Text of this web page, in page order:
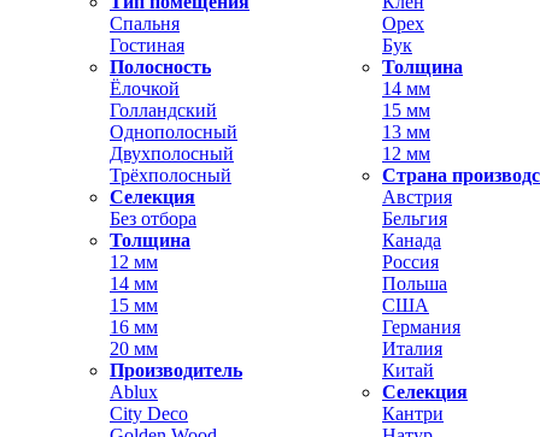
Спальня
Гостиная
Полосность
Ёлочкой
Голландский
Однополосный
Двухполосный
Трёхполосный
Селекция
Без отбора
Орех
Бук
Толщина
14 мм
15 мм
13 мм
12 мм
Страна
Австрия
Бельгия
Толщина
12 мм
14 мм
15 мм
16 мм
20 мм
Производитель
Ablux
City Deco
Канада
Россия
Польша
США
Германия
Италия
Китай
Селекция
Кантри